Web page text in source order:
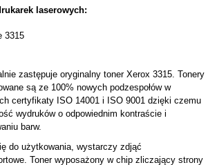
laserowych:
3315
zastępuje oryginalny toner Xerox 3315. Tonery
są ze 100% nowych podzespołów w
certyfikaty ISO 14001 i ISO 9001 dzięki czemu
wydruków o odpowiednim kontraście i
barw.
do użytkowania, wystarczy zdjąć
Toner wyposażony w chip zliczający strony